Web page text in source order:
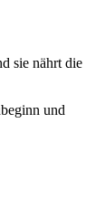
sie nährt die
und